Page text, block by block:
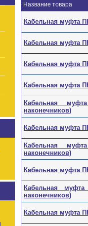
Название товара
Кабельная муфта
Кабельная муфта
Кабельная муфта
Кабельная муфта
Кабельная
наконечников)
Кабельная муфта
Кабельная
наконечников)
Кабельная муфта
Кабельная муфта
наконечников)
Кабельная муфта